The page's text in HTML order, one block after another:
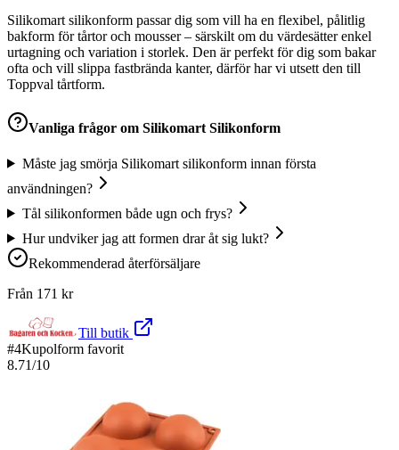
Silikomart silikonform passar dig som vill ha en flexibel, pålitlig
bakform för tårtor och mousser – särskilt om du värdesätter enkel
urtagning och variation i storlek. Den är perfekt för dig som bakar
ofta och vill slippa fastbrända kanter, därför har vi utsett den till
Toppval tårtform.
Vanliga frågor om Silikomart Silikonform
Måste jag smörja Silikomart silikonform innan första
användningen?
Tål silikonformen både ugn och frys?
Hur undviker jag att formen drar åt sig lukt?
Rekommenderad återförsäljare
Från 171 kr
Till butik
#4Kupolform favorit
8.71/10